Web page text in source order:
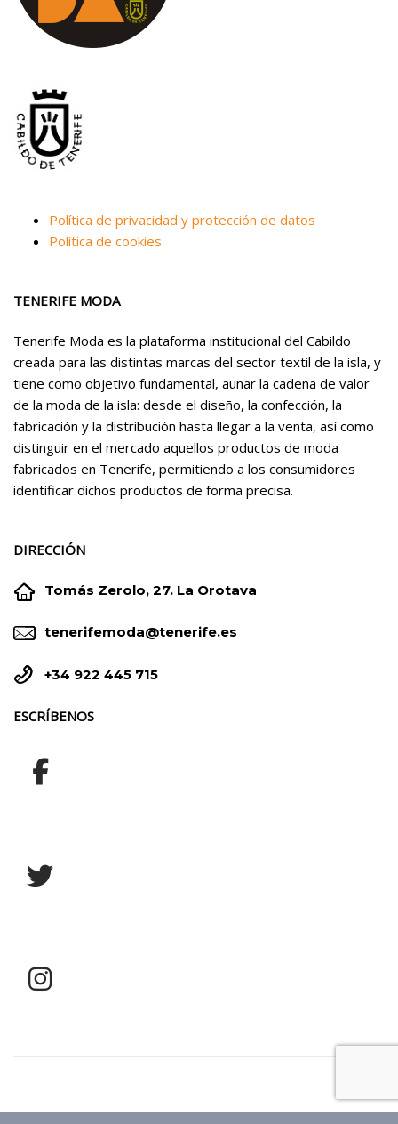
Política de privacidad y protección de datos
Política de cookies
TENERIFE MODA
Tenerife Moda es la plataforma institucional del Cabildo
creada para las distintas marcas del sector textil de la isla, y
tiene como objetivo fundamental, aunar la cadena de valor
de la moda de la isla: desde el diseño, la confección, la
fabricación y la distribución hasta llegar a la venta, así como
distinguir en el mercado aquellos productos de moda
fabricados en Tenerife, permitiendo a los consumidores
identificar dichos productos de forma precisa.
DIRECCIÓN

 Tomás Zerolo, 27. La Orotava

 tenerifemoda@tenerife.es

 +34 922 445 715
ESCRÍBENOS